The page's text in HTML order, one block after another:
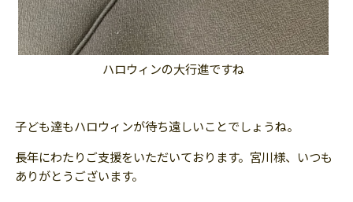
ハロウィンの大行進ですね
子ども達もハロウィンが待ち遠しいことでしょうね。
長年にわたりご支援をいただいております。宮川様、いつも
ありがとうございます。